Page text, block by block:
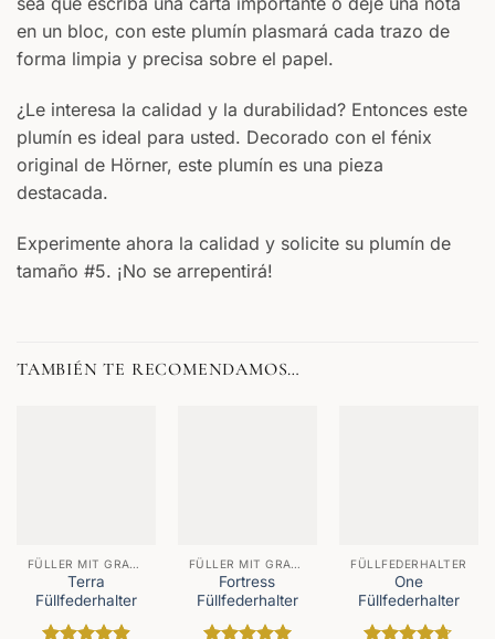
en un bloc, con este plumín plasmará cada trazo de
forma limpia y precisa sobre el papel.
¿Le interesa la calidad y la durabilidad? Entonces este
plumín es ideal para usted. Decorado con el fénix
original de Hörner, este plumín es una pieza
destacada.
Experimente ahora la calidad y solicite su plumín de
tamaño #5. ¡No se arrepentirá!
TAMBIÉN TE RECOMENDAMOS…
FÜLLER MIT GRAVUR
Terra
Füllfederhalter
FÜLLER MIT GRAVUR
Fortress
Füllfederhalter
FÜLLFEDERHALTER
One
Füllfederhalter